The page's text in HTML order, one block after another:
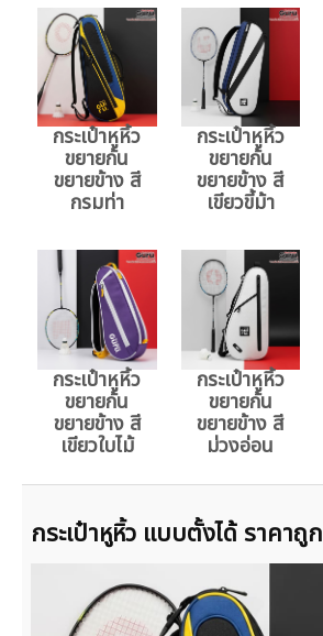
กระเป๋าหูหิ้ว
ขยายก้น
ขยายข้าง สี
กรมท่า
กระเป๋าหูหิ้ว
ขยายก้น
ขยายข้าง สี
เขียวขี้ม้า
กระเป๋าหูหิ้ว
ขยายก้น
ขยายข้าง สี
เขียวใบไม้
กระเป๋าหูหิ้ว
ขยายก้น
ขยายข้าง สี
ม่วงอ่อน
กระเป๋าหูหิ้ว แบบตั้งได้ ราคาถูก